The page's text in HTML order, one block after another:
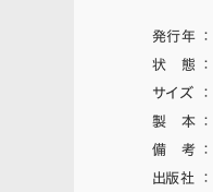
発行年 ：
状 態 ：
サイズ
：
製 本 ：
備 考 ：
出版社 ：